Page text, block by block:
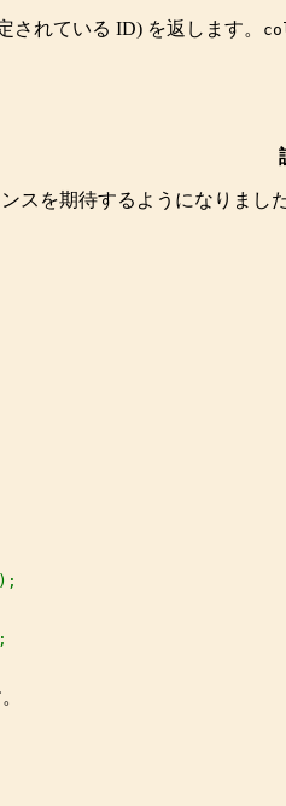
れている ID) を返します。
スを期待するようになりまし
);